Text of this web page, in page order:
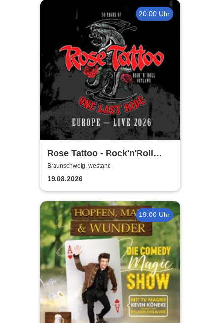
20:00 Uhr
Rose Tattoo - Rock'n'Roll
Outlaws – One Last Ride
Braunschweig, westand
19.08.2026
19:00 Uhr